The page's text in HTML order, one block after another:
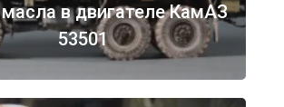
в двигателе КамАЗ
53501